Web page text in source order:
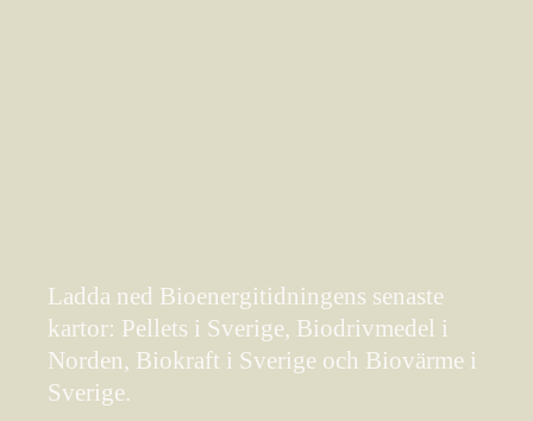
Ladda ned Bioenergitidningens senaste
kartor: Pellets i Sverige, Biodrivmedel i
Norden, Biokraft i Sverige och Biovärme i
Sverige.